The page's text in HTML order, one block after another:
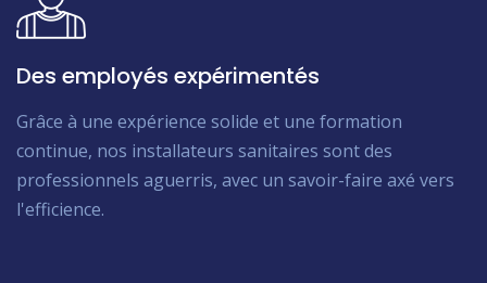
Des employés expérimentés
Grâce à une expérience solide et une formation
continue, nos installateurs sanitaires sont des
professionnels aguerris, avec un savoir-faire axé vers
l'efficience.